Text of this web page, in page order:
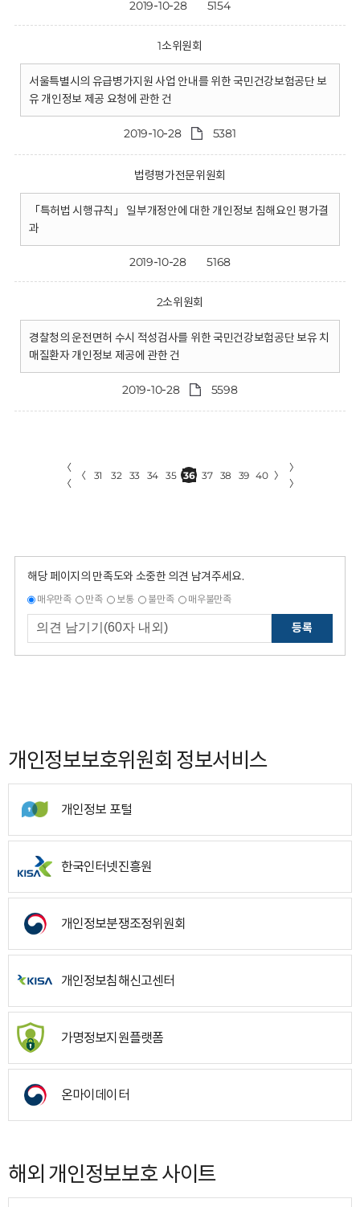
2019-10-28 5154
1소위원회
서울특별시의 유급병가지원 사업 안내를 위한 국민건강보험공단 보
유 개인정보 제공 요청에 관한 건
2019-10-28 5381
법령평가전문위원회
「특허법 시행규칙」 일부개정안에 대한 개인정보 침해요인 평가결
과
2019-10-28 5168
2소위원회
경찰청의 운전면허 수시 적성검사를 위한 국민건강보험공단 보유 치
매질환자 개인정보 제공에 관한 건
2019-10-28 5598
〈
〈
〈 31 32 33 34 35 36 37 38 39 40 〉
〉
〉
해당 페이지의 만족도와 소중한 의견 남겨주세요.
매우만족 만족 보통 불만족 매우불만족
등록
개인정보보호위원회 정보서비스
개인정보 포털
한국인터넷진흥원
개인정보분쟁조정위원회
개인정보침해신고센터
가명정보지원플랫폼
온마이데이터
해외 개인정보보호 사이트